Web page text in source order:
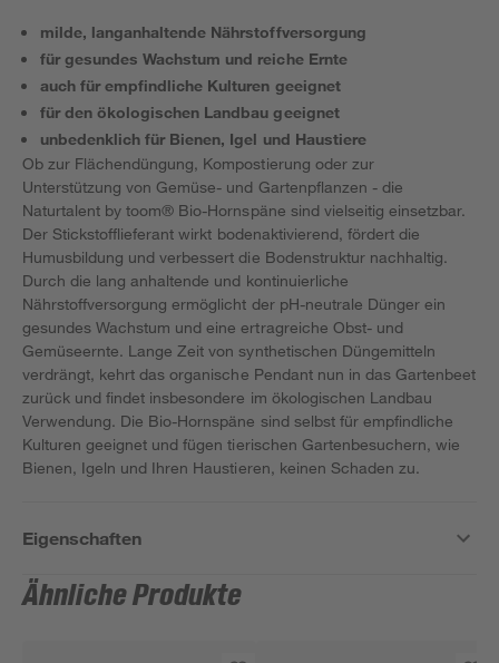
milde, langanhaltende Nährstoffversorgung
für gesundes Wachstum und reiche Ernte
auch für empfindliche Kulturen geeignet
für den ökologischen Landbau geeignet
unbedenklich für Bienen, Igel und Haustiere
Ob zur Flächendüngung, Kompostierung oder zur
Unterstützung von Gemüse- und Gartenpflanzen - die
Naturtalent by toom® Bio-Hornspäne sind vielseitig einsetzbar.
Der Stickstofflieferant wirkt bodenaktivierend, fördert die
Humusbildung und verbessert die Bodenstruktur nachhaltig.
Durch die lang anhaltende und kontinuierliche
Nährstoffversorgung ermöglicht der pH-neutrale Dünger ein
gesundes Wachstum und eine ertragreiche Obst- und
Gemüseernte. Lange Zeit von synthetischen Düngemitteln
verdrängt, kehrt das organische Pendant nun in das Gartenbeet
zurück und findet insbesondere im ökologischen Landbau
Verwendung. Die Bio-Hornspäne sind selbst für empfindliche
Kulturen geeignet und fügen tierischen Gartenbesuchern, wie
Bienen, Igeln und Ihren Haustieren, keinen Schaden zu.
Eigenschaften
Ähnliche Produkte